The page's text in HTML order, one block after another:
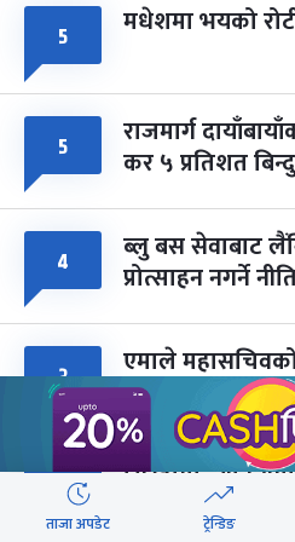
५ मधेशमा भयको
५ राजमार्ग
कर ५ प्रतिशत
४ ब्लु बस सेवाबाट
प्रोत्साहन नगर्ने
३ एमाले
उदय जत्तिकै छिटो
३ सिरहामा ज्यान
छानबिन गर्न
ताजा अपडेट ट्रेन्डिङ